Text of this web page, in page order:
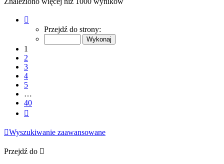
Przejdź do strony:
1
2
3
4
5
…
40
Wyszukiwanie zaawansowane
Przejdź do